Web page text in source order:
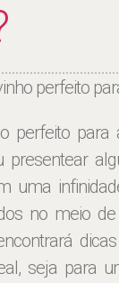
perfeito para
presentear
uma
no meio
seja para